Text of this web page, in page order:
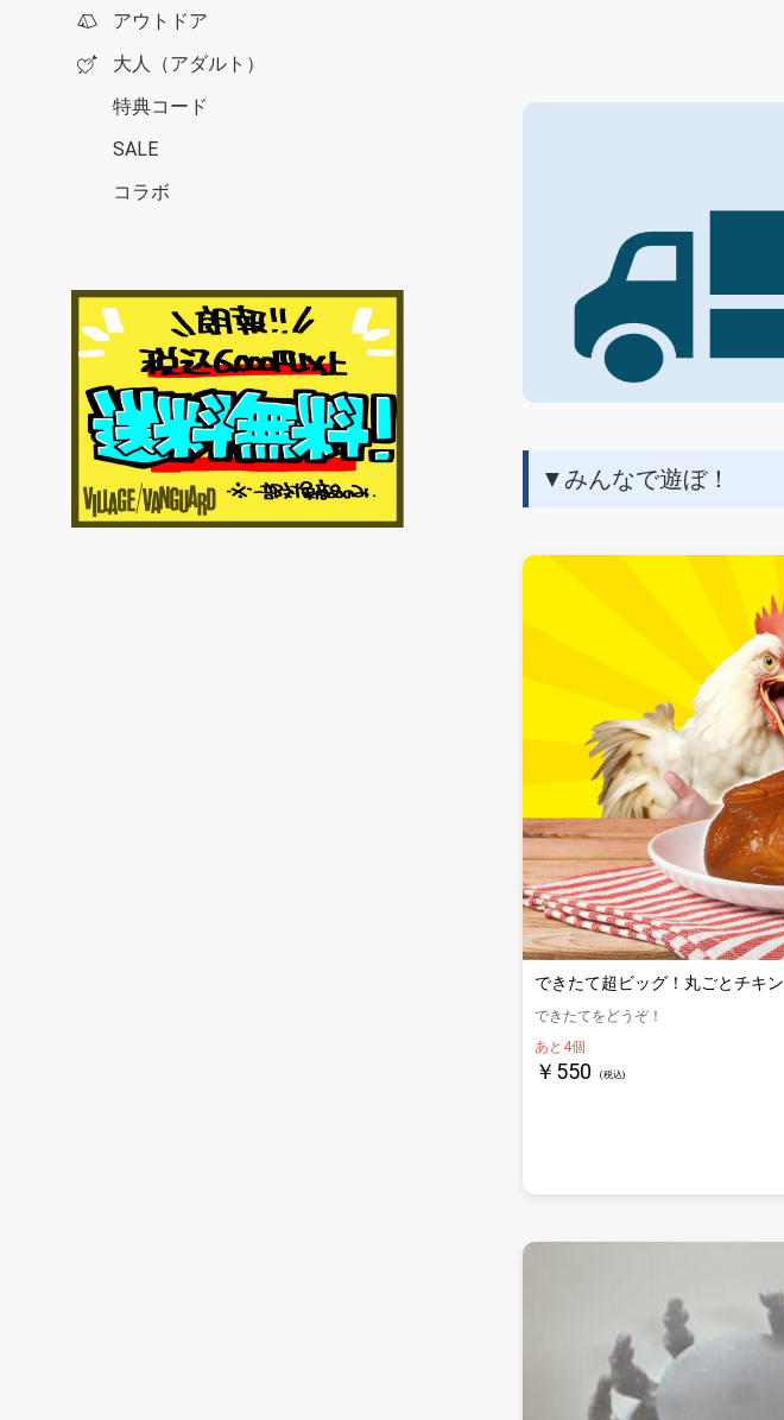
アウトドア
大人（アダルト）
特典コード
SALE
コラボ
▼みんなで遊ぼ！
できたて超ビッグ！丸ごとチキン
できたてをどうぞ！
あと4個
￥550 (税込)